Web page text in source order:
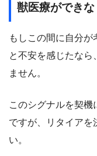
獣医療ができ
もしこの間に自分
と不安を感じたな
ません。
このシグナルを契
ですが、リタイアを
い。